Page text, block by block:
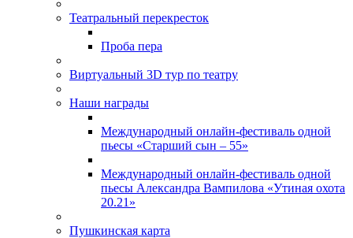
Театральный перекресток
Проба пера
Виртуальный 3D тур по театру
Наши награды
Международный онлайн-фестиваль одной
пьесы «Старший сын – 55»
Международный онлайн-фестиваль одной
пьесы Александра Вампилова «Утиная охота
20.21»
Пушкинская карта